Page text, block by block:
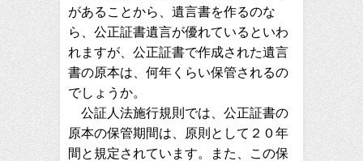
があることから、遺言書を作るのな
ら、公正証書遺言が優れているといわ
れますが、公正証書で作成された遺言
書の原本は、何年くらい保管されるの
でしょうか。
公証人法施行規則では、公正証書の
原本の保管期間は、原則として２０年
間と規定されています。また、この保